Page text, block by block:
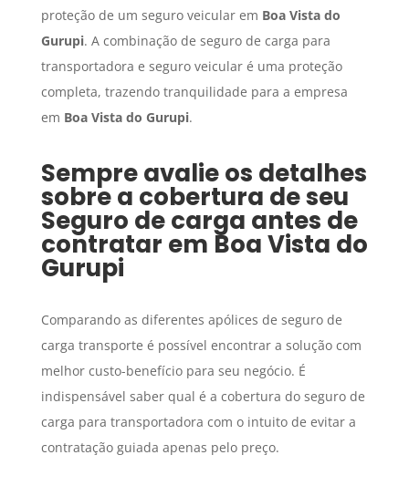
proteção de um seguro veicular em Boa Vista do
Gurupi. A combinação de seguro de carga para
transportadora e seguro veicular é uma proteção
completa, trazendo tranquilidade para a empresa
em Boa Vista do Gurupi.
Sempre avalie os detalhes
sobre a cobertura de seu
Seguro de carga antes de
contratar em Boa Vista do
Gurupi
Comparando as diferentes apólices de seguro de
carga transporte é possível encontrar a solução com
melhor custo-benefício para seu negócio. É
indispensável saber qual é a cobertura do seguro de
carga para transportadora com o intuito de evitar a
contratação guiada apenas pelo preço.